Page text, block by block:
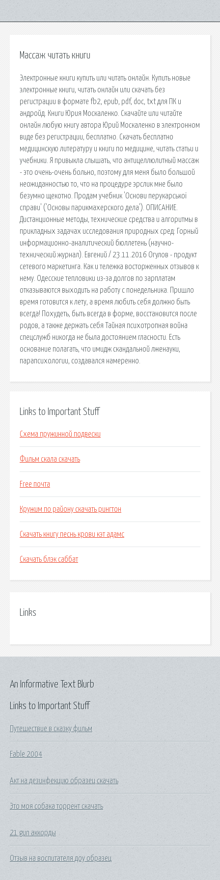
Массаж читать книги
Электронные книги купить или читать онлайн. Купить новые
электронные книги, читать онлайн или скачать без
регистрации в формате fb2, epub, pdf, doc, txt для ПК и
андройд. Книги Юрия Москаленко. Скачайте или читайте
онлайн любую книгу автора Юрий Москаленко в электронном
виде без регистрации, бесплатно. Скачать бесплатно
медицинскую литературу и книги по медицине, читать статьи и
учебники. Я привыкла слышать, что антицеллюлитный массаж
- это очень-очень больно, поэтому для меня было большой
неожиданностью то, что на процедуре эрслик мне было
безумно щекотно. Продам учебник 'Основи перукарської
справи' ('Основы парикмахерского дела'). ОПИСАНИЕ.
Дистанционные методы, технические средства и алгоритмы в
прикладных задачах исследования природных сред: Горный
информационно-аналитический бюллетень (научно-
технический журнал). Евгений / 23.11.2016 Огулов - продукт
сетевого маркетинга. Как и тележка восторженных отзывов к
нему. Одесские тепловики из-за долгов по зарплатам
отказываются выходить на работу с понедельника. Пришло
время готовится к лету, а время любить себя должно быть
всегда! Похудеть, быть всегда в форме, восстановится после
родов, а также держать себя Тайная психотропная война
спецслужб никогда не была достоянием гласности. Есть
основание полагать, что имидж скандальной лженауки,
парапсихологии, создавался намеренно.
Links to Important Stuff
Схема пружинной подвески
Фильм скала скачать
Free почта
Кружим по району скачать рингтон
Скачать книгу песнь крови кэт адамс
Скачать блэк саббат
Links
Links to Important Stuff
Путешествие в сказку фильм
Fable 2004
Акт на дезинфекцию образец скачать
Это моя собака торрент скачать
21 gun аккорды
Отзыв на воспитателя доу образец
An Informative Text Blurb